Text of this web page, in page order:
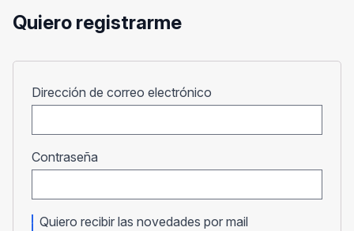
Quiero registrarme
Dirección de correo electrónico
Contraseña
Quiero recibir las novedades por mail